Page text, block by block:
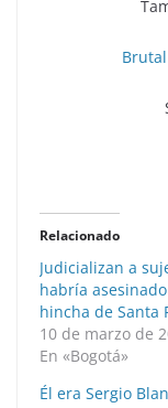
Relacionado
Judicializan a
habría
hincha de Santa
10 de marzo de
En «Bogotá»
Él era Sergio